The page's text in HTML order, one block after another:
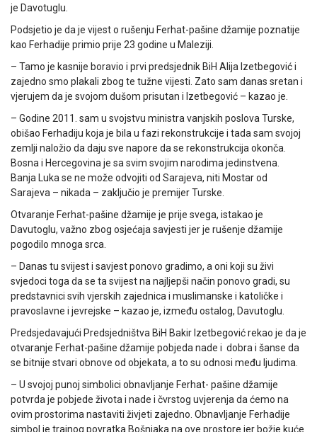
je Davotuglu.
Podsjetio je da je vijest o rušenju Ferhat-pašine džamije poznatije
kao Ferhadije primio prije 23 godine u Maleziji.
– Tamo je kasnije boravio i prvi predsjednik BiH Alija Izetbegović i
zajedno smo plakali zbog te tužne vijesti. Zato sam danas sretan i
vjerujem da je svojom dušom prisutan i Izetbegović – kazao je.
– Godine 2011. sam u svojstvu ministra vanjskih poslova Turske,
obišao Ferhadiju koja je bila u fazi rekonstrukcije i tada sam svojoj
zemlji naložio da daju sve napore da se rekonstrukcija okonča.
Bosna i Hercegovina je sa svim svojim narodima jedinstvena.
Banja Luka se ne može odvojiti od Sarajeva, niti Mostar od
Sarajeva – nikada – zaključio je premijer Turske.
Otvaranje Ferhat-pašine džamije je prije svega, istakao je
Davutoglu, važno zbog osjećaja savjesti jer je rušenje džamije
pogodilo mnoga srca.
– Danas tu svijest i savjest ponovo gradimo, a oni koji su živi
svjedoci toga da se ta svijest na najljepši način ponovo gradi, su
predstavnici svih vjerskih zajednica i muslimanske i katoličke i
pravoslavne i jevrejske – kazao je, između ostalog, Davutoglu.
Predsjedavajući Predsjedništva BiH Bakir Izetbegović rekao je da je
otvaranje Ferhat-pašine džamije pobjeda nade i dobra i šanse da
se bitnije stvari obnove od objekata, a to su odnosi među ljudima.
– U svojoj punoj simbolici obnavljanje Ferhat- pašine džamije
potvrda je pobjede života i nade i čvrstog uvjerenja da ćemo na
ovim prostorima nastaviti živjeti zajedno. Obnavljanje Ferhadije
simbol je trajnog povratka Bošnjaka na ove prostore jer božje kuće